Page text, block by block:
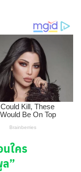
นใคร
”